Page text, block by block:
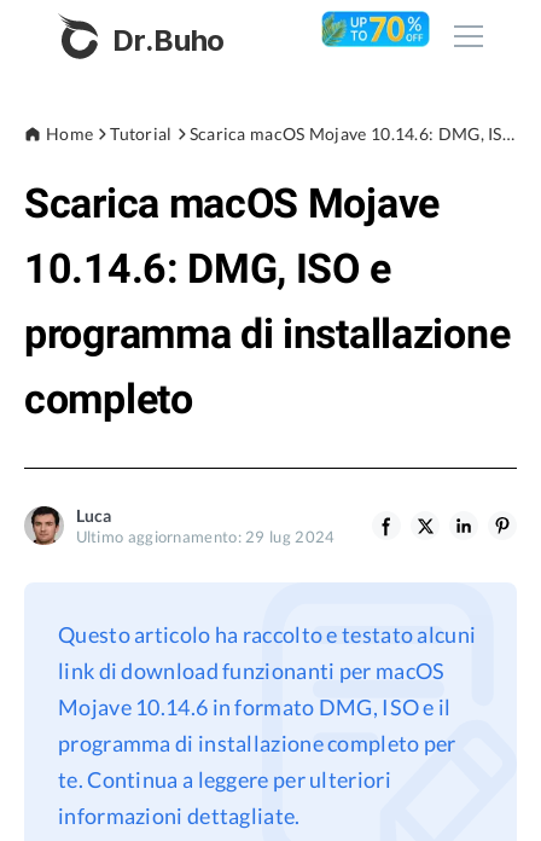
Dr.Buho
Prodotti
BuhoCleaner
BuhoRepair
BuhoNTFS
BuhoBarX
BuhoLaunchpad
Negozio
Blog
Supporto
Termini
Refund Policy
Home Tutorial Scarica macOS Mojave 10.14.6: DMG, ISO e programma di installazione completo
Scarica macOS Mojave
10.14.6: DMG, ISO e
programma di installazione
completo
Luca
Ultimo aggiornamento: 29 lug 2024
Questo articolo ha raccolto e testato alcuni
link di download funzionanti per macOS
Mojave 10.14.6 in formato DMG, ISO e il
programma di installazione completo per
te. Continua a leggere per ulteriori
informazioni dettagliate.